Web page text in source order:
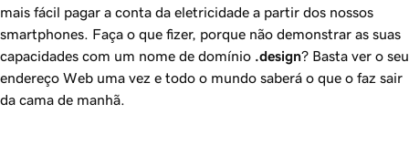
mais fácil pagar a conta da eletricidade a partir dos nossos
smartphones. Faça o que fizer, porque não demonstrar as suas
capacidades com um nome de domínio .design? Basta ver o seu
endereço Web uma vez e todo o mundo saberá o que o faz sair
da cama de manhã.